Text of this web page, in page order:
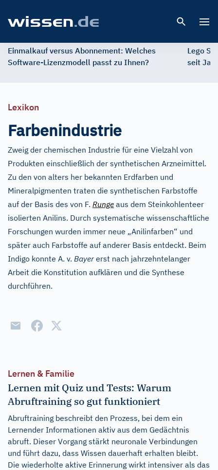
Einmalkauf versus Abonnement: Welches
Software-Lizenzmodell passt zu Ihnen?
Lego
seit
Lexikon
Farbenindustrie
Zweig der chemischen Industrie für eine Vielzahl von
Produkten einschließlich der synthetischen Arzneimittel.
Zu den von alters her bekannten Erdfarben und
Mineralpigmenten traten die synthetischen Farbstoffe
auf der Basis des von F. Runge aus dem Steinkohlenteer
isolierten Anilins. Durch systematische wissenschaftliche
Forschungen wurden immer neue „Anilinfarben“ und
später auch Farbstoffe auf anderer Basis entdeckt. Beim
Indigo konnte A. v. Bayer erst nach jahrzehntelanger
Arbeit die Konstitution aufklären und die Synthese
durchführen.
Lernen & Familie
Lernen mit Quiz und Tests: Warum
Abruftraining so gut funktioniert
Abruftraining beschreibt den Prozess, bei dem ein
Lernender Informationen aktiv aus dem Gedächtnis
abruft. Dieser Vorgang stärkt neuronale Verbindungen
und führt dazu, dass Wissen dauerhaft erhalten bleibt.
Die wiederholte aktive Erinnerung wirkt intensiver als das